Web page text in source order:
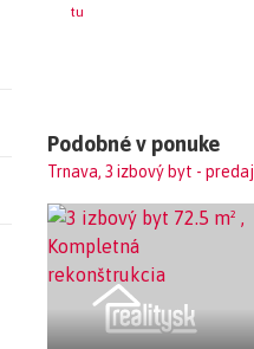
tu
Podobné v ponuke
Trnava, 3 izbový byt - predaj